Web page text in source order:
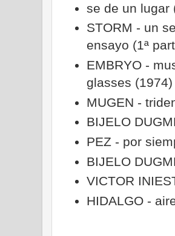
se de un lugar
STORM - un
ensayo (1ª
EMBRYO -
glasses (1974)
MUGEN -
BIJELO
PEZ - por
BIJELO
VICTOR
HIDALGO -